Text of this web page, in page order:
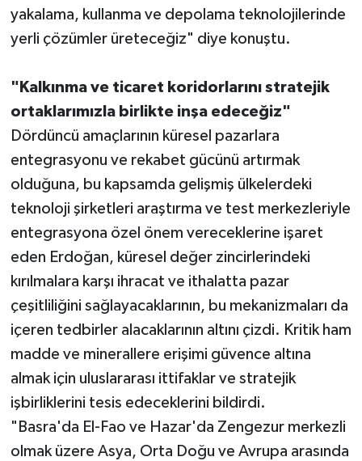
yakalama, kullanma ve depolama teknolojilerinde
yerli çözümler üreteceğiz" diye konuştu.
"Kalkınma ve ticaret koridorlarını stratejik
ortaklarımızla birlikte inşa edeceğiz"
Dördüncü amaçlarının küresel pazarlara
entegrasyonu ve rekabet gücünü artırmak
olduğuna, bu kapsamda gelişmiş ülkelerdeki
teknoloji şirketleri araştırma ve test merkezleriyle
entegrasyona özel önem vereceklerine işaret
eden Erdoğan, küresel değer zincirlerindeki
kırılmalara karşı ihracat ve ithalatta pazar
çeşitliliğini sağlayacaklarının, bu mekanizmaları da
içeren tedbirler alacaklarının altını çizdi. Kritik ham
madde ve minerallere erişimi güvence altına
almak için uluslararası ittifaklar ve stratejik
işbirliklerini tesis edeceklerini bildirdi.
"Basra'da El-Fao ve Hazar'da Zengezur merkezli
olmak üzere Asya, Orta Doğu ve Avrupa arasında